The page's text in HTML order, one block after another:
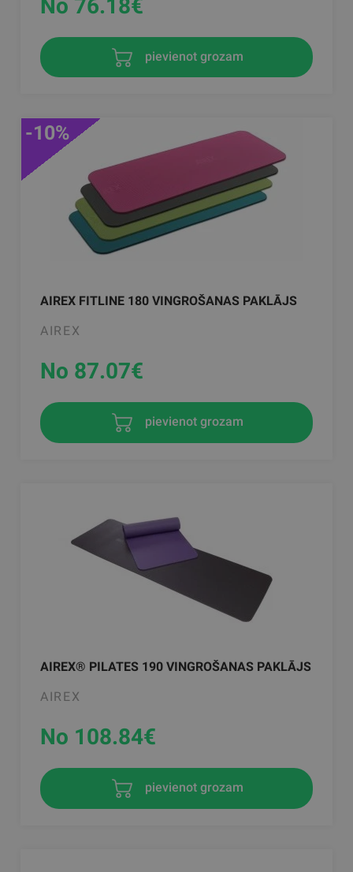
No 76.18€
pievienot grozam
AIREX FITLINE 180 VINGROŠANAS PAKLĀJS
AIREX
-10%
No 87.07€
pievienot grozam
AIREX® PILATES 190 VINGROŠANAS PAKLĀJS
AIREX
No 108.84€
pievienot grozam